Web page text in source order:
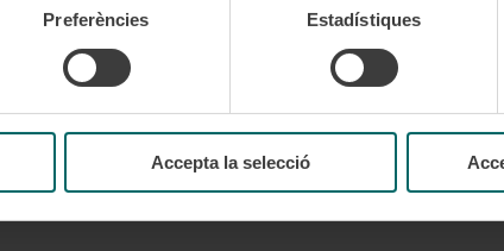
Preferències Estadístiques
Accepta la selecció
habilitat per als tràmits de la T-mobilitat.
diferents canals d’atenció, de manera telemàtica, sense haver